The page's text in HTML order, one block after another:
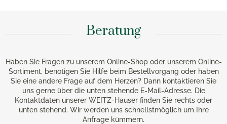
Beratung
Haben Sie Fragen zu unserem Online-Shop oder unserem Online-
Sortiment, benötigen Sie Hilfe beim Bestellvorgang oder haben
Sie eine andere Frage auf dem Herzen? Dann kontaktieren Sie
uns gerne über die unten stehende E-Mail-Adresse. Die
Kontaktdaten unserer WEITZ-Häuser finden Sie rechts oder
unten stehend. Wir werden uns schnellstmöglich um Ihre
Anfrage kümmern.